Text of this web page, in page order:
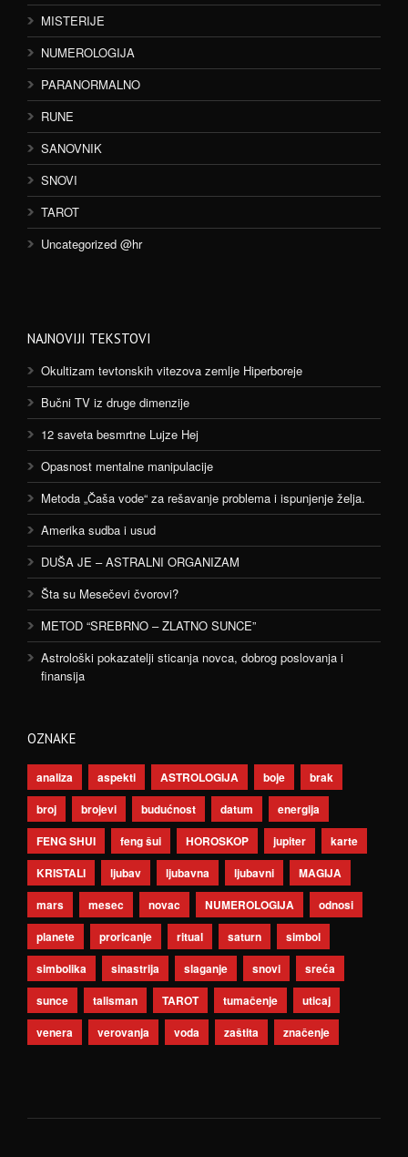
MISTERIJE
NUMEROLOGIJA
PARANORMALNO
RUNE
SANOVNIK
SNOVI
TAROT
Uncategorized @hr
NAJNOVIJI TEKSTOVI
Okultizam tevtonskih vitezova zemlje Hiperboreje
Bučni TV iz druge dimenzije
12 saveta besmrtne Lujze Hej
Opasnost mentalne manipulacije
Metoda „Čaša vode“ za rešavanje problema i ispunjenje želja.
Amerika sudba i usud
DUŠA JE – ASTRALNI ORGANIZAM
Šta su Mesečevi čvorovi?
METOD “SREBRNO – ZLATNO SUNCE”
Astrološki pokazatelji sticanja novca, dobrog poslovanja i
finansija
OZNAKE
analiza aspekti ASTROLOGIJA boje
brak
broj
brojevi budućnost datum
energija
FENG SHUI
feng šui HOROSKOP jupiter
karte
KRISTALI
ljubav ljubavna ljubavni
MAGIJA
mars
mesec novac NUMEROLOGIJA
odnosi
planete
proricanje ritual saturn
simbol
simbolika
sinastrija slaganje snovi
sreća
sunce
talisman TAROT tumačenje
uticaj
venera
verovanja voda zaštita značenje